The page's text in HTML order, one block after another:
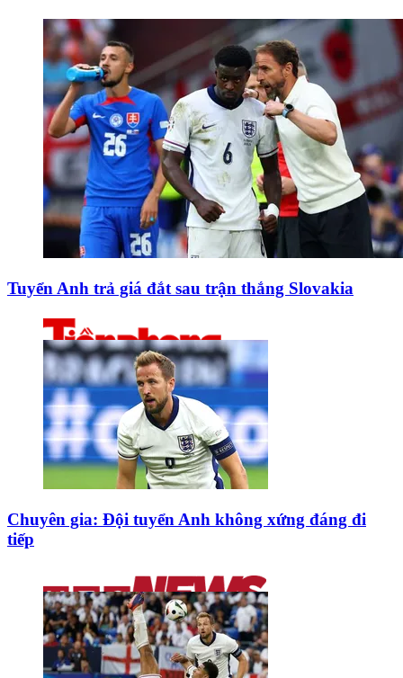
Tuyển Anh trả giá đắt sau trận thắng Slovakia
Chuyên gia: Đội tuyển Anh không xứng đáng đi
tiếp